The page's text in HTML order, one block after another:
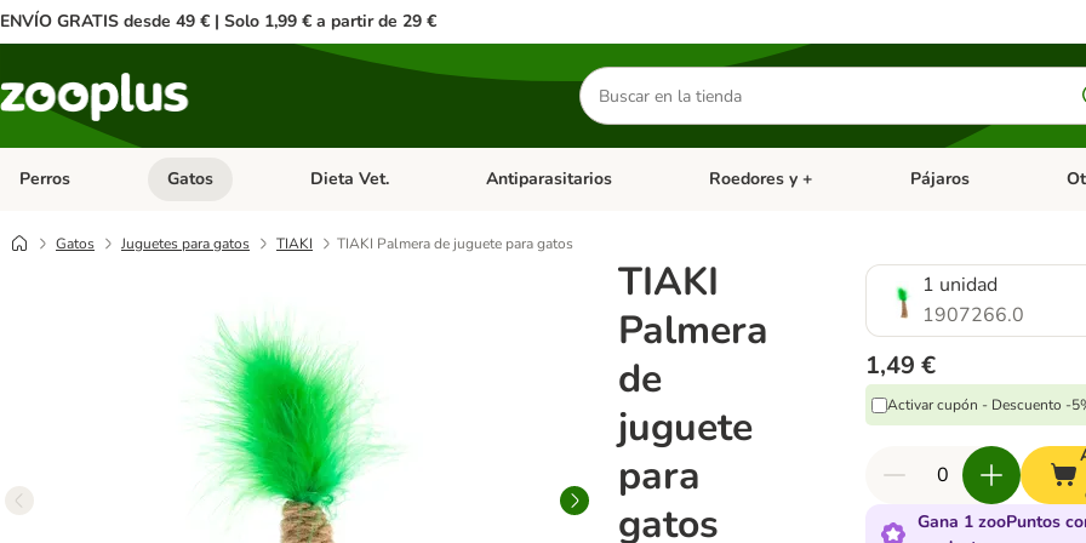
ENVÍO GRATIS desde 49 € | Solo 1,99 € a partir de 29 €
Buscar
productos
Perros Menú de categoria abierto: Perros
Gatos Menú de categoria abierto: Gatos
Dieta Vet. Menú de categoria abierto: Dieta Vet.
Antiparasitarios Menú de categoria abierto: Antiparasitarios
Roedores y + Menú de categoria
Pájaros
Gatos Juguetes para gatos TIAKI TIAKI Palmera de juguete para gatos
TIAKI
Palmera
de
juguete
para
gatos
1 unidad
1907266.0
1,49 €
Activar cupón - Descuento -
Gana 1 zooPuntos